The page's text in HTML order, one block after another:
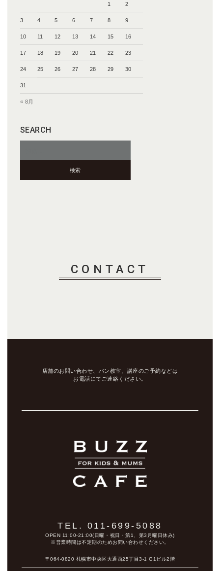
1 2
3 4 5 6 7 8 9
10 11 12 13 14 15 16
17 18 19 20 21 22 23
24 25 26 27 28 29 30
31
« 8月
SEARCH
CONTACT
店舗のお問い合わせ、パン教室、講座のご予約などは
お電話にてご連絡ください。
TEL. 011-699-5088
OPEN 11:00-21:00(日曜・祝日・第1、第3月曜日休み)
※営業時間は不定期のためお問い合わせください。
〒064-0820 札幌市中央区大通西25丁目3-1 G1ビル2階